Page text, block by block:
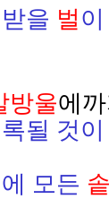
을 벌
방울에까
될 것이
모든 솥